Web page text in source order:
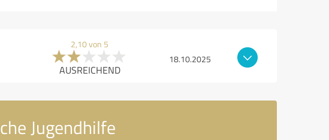
2,10 von 5
AUSREICHEND
18.10.2025
Jugendhilfe